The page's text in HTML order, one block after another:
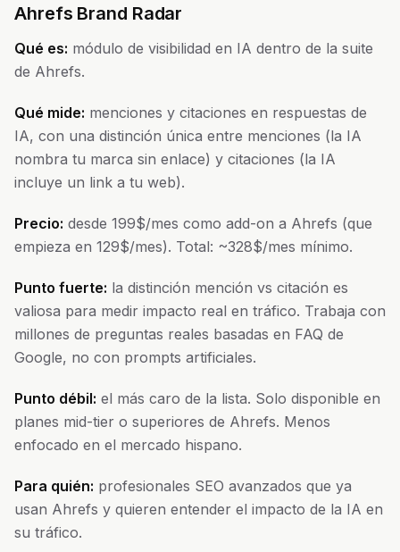
Ahrefs Brand Radar
Qué es: módulo de visibilidad en IA dentro de la suite
de Ahrefs.
Qué mide: menciones y citaciones en respuestas de
IA, con una distinción única entre menciones (la IA
nombra tu marca sin enlace) y citaciones (la IA
incluye un link a tu web).
Precio: desde 199$/mes como add-on a Ahrefs (que
empieza en 129$/mes). Total: ~328$/mes mínimo.
Punto fuerte: la distinción mención vs citación es
valiosa para medir impacto real en tráfico. Trabaja con
millones de preguntas reales basadas en FAQ de
Google, no con prompts artificiales.
Punto débil: el más caro de la lista. Solo disponible en
planes mid-tier o superiores de Ahrefs. Menos
enfocado en el mercado hispano.
Para quién: profesionales SEO avanzados que ya
usan Ahrefs y quieren entender el impacto de la IA en
su tráfico.